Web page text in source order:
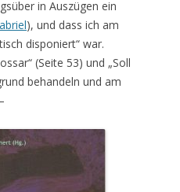
in Auszügen ein
), und dass ich am
disponiert“ war.
(Seite 53) und „Soll
behandeln und am